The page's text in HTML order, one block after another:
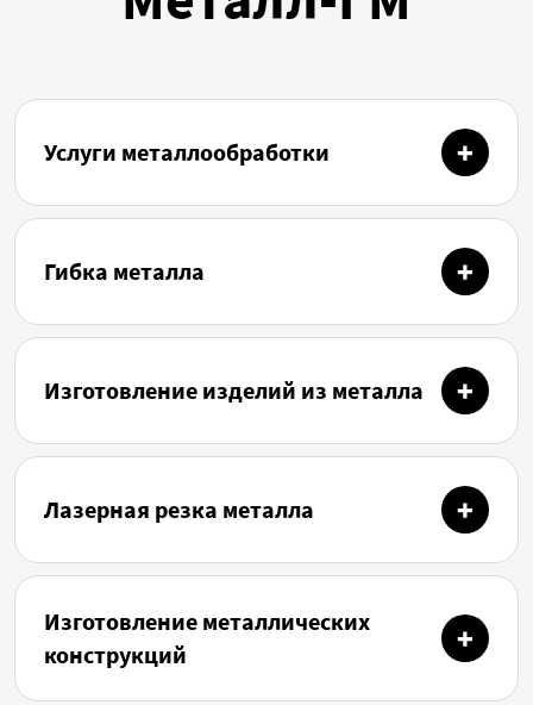
Услуги металлообработки
Гибка металла
Изготовление изделий из металла
Лазерная резка металла
Изготовление металлических
конструкций